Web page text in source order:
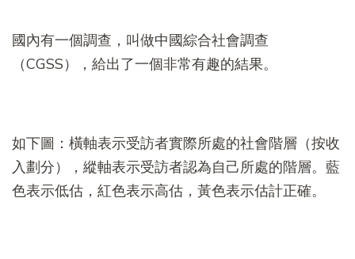
國內有一個調查，叫做中國綜合社會調查
（CGSS），給出了一個非常有趣的結果。
如下圖：橫軸表示受訪者實際所處的社會階層（按收
入劃分），縱軸表示受訪者認為自己所處的階層。藍
色表示低估，紅色表示高估，黃色表示估計正確。